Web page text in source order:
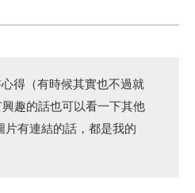
得（有時候其實也不過就
趣的話也可以看一下其他
有連結的話，都是我的